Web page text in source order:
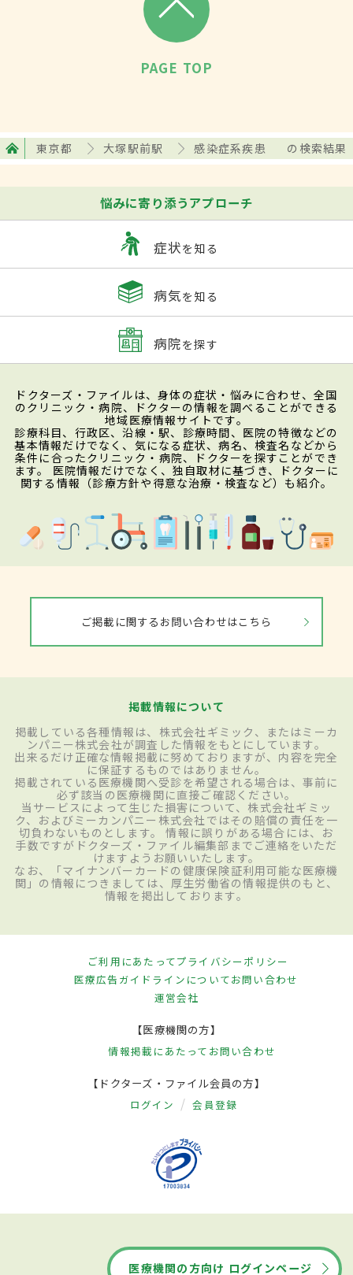
PAGE TOP
東京都 大塚駅前駅 感染症系疾患 の検索結果
悩みに寄り添うアプローチ
症状を知る
病気を知る
病院を探す
ドクターズ・ファイルは、身体の症状・悩みに合わせ、全国
のクリニック・病院、ドクターの情報を調べることができる
地域医療情報サイトです。
診療科目、行政区、沿線・駅、診療時間、医院の特徴などの
基本情報だけでなく、気になる症状、病名、検査名などから
条件に合ったクリニック・病院、ドクターを探すことができ
ます。 医院情報だけでなく、独自取材に基づき、ドクターに
関する情報（診療方針や得意な治療・検査など）も紹介。
ご掲載に関するお問い合わせはこちら
掲載情報について
掲載している各種情報は、株式会社ギミック、またはミーカ
ンパニー株式会社が調査した情報をもとにしています。
出来るだけ正確な情報掲載に努めておりますが、内容を完全
に保証するものではありません。
掲載されている医療機関へ受診を希望される場合は、事前に
必ず該当の医療機関に直接ご確認ください。
当サービスによって生じた損害について、株式会社ギミッ
ク、およびミーカンパニー株式会社ではその賠償の責任を一
切負わないものとします。 情報に誤りがある場合には、お
手数ですがドクターズ・ファイル編集部までご連絡をいただ
けますようお願いいたします。
なお、「マイナンバーカードの健康保険証利用可能な医療機
関」の情報につきましては、厚生労働省の情報提供のもと、
情報を掲出しております。
ご利用にあたってプライバシーポリシー
医療広告ガイドラインについてお問い合わせ
運営会社
【医療機関の方】
情報掲載にあたって お問い合わせ
【ドクターズ・ファイル会員の方】
ログイン 会員登録
医療機関の方向け ログインページ